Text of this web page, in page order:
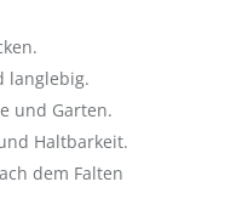
langlebig.
und Garten.
Haltbarkeit.
dem Falten